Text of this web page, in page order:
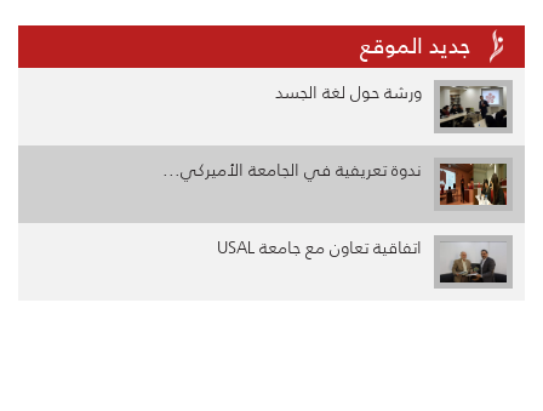
جديد الموقع
ورشة حول لغة الجسد
ندوة تعريفية في الجامعة الأميركي...
اتفاقية تعاون مع جامعة USAL